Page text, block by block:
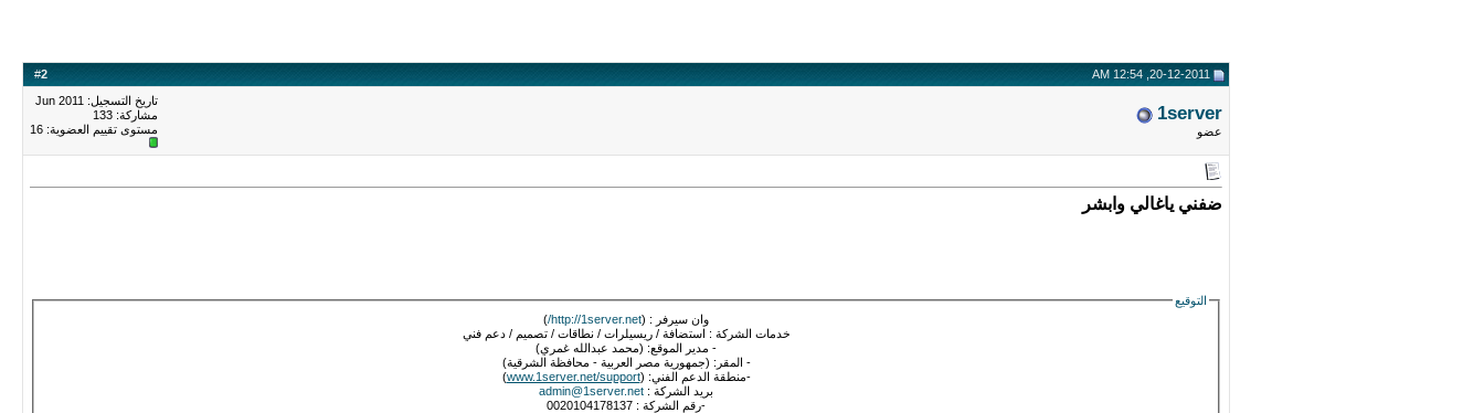
#2
1server
عضو
تاريخ التسجيل: Jun 2011
مشاركة: 133
مستوى تقييم العضوية: 16
ضفني ياغالي وابشر
التوقيع
وان سيرفر : (http://1server.net/
)
خدمات الشركة : استضافة / ريسيلرات / نطاقات / تصميم / دعم فني
- مدير الموقع: (محمد عبدالله غمري)
- المقر: (جمهورية مصر العربية - محافظة الشرقية)
-منطقة الدعم الفني: (www.1server.net/support
)
بريد الشركة : admin@1server.net
-رقم الشركة : 0020104178137